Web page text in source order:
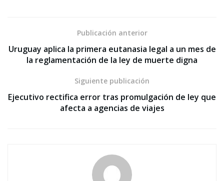
Publicación anterior
Uruguay aplica la primera eutanasia legal a un mes de
la reglamentación de la ley de muerte digna
Siguiente publicación
Ejecutivo rectifica error tras promulgación de ley que
afecta a agencias de viajes